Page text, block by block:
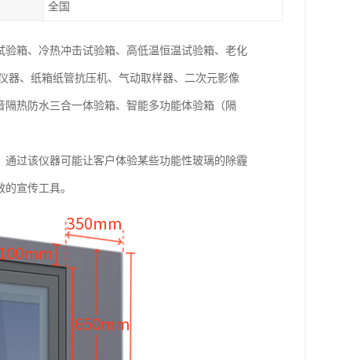
全国
箱、冷热冲击试验箱、高低温恒温试验箱、老化
器、纸箱纸管抗压机、气动取样器、二次元影像
热防水三合一体验箱、智能多功能体验箱（隔
过该仪器可能让客户体验某些功能性玻璃的除霾
宣传工具。